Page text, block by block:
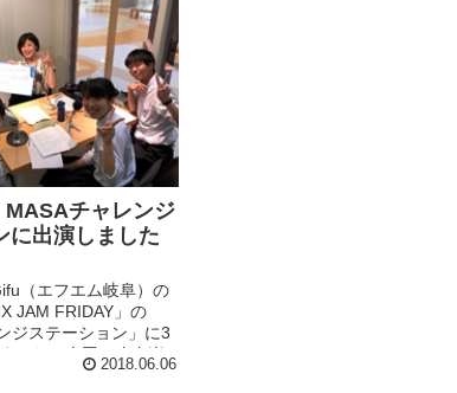
チャレンジ
に出演しました
（エフエム岐阜）の
JAM FRIDAY」の
ジステーション」に3
した。今回は吹奏楽
ゲストに迎えまし
2018.06.06